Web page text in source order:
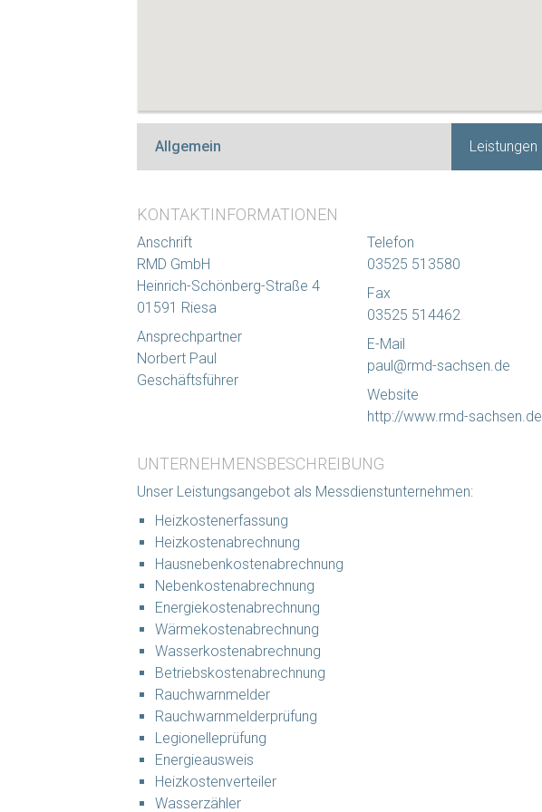
Allgemein Leistungen
KONTAKTINFORMATIONEN
Anschrift
RMD GmbH
Heinrich-Schönberg-Straße 4
01591 Riesa
Ansprechpartner
Norbert Paul
Geschäftsführer
Telefon
03525 513580
Fax
03525 514462
E-Mail
paul@rmd-sachsen.de
Website
http://www.rmd-sachsen.de
UNTERNEHMENSBESCHREIBUNG
Unser Leistungsangebot als Messdienstunternehmen:
Heizkostenerfassung
Heizkostenabrechnung
Hausnebenkostenabrechnung
Nebenkostenabrechnung
Energiekostenabrechnung
Wärmekostenabrechnung
Wasserkostenabrechnung
Betriebskostenabrechnung
Rauchwarnmelder
Rauchwarnmelderprüfung
Legionelleprüfung
Energieausweis
Heizkostenverteiler
Wasserzähler